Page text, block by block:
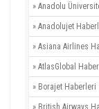
» Anadolu
» Anadolujet
» Asiana Airlines
» AtlasGlobal
» Borajet Haberleri